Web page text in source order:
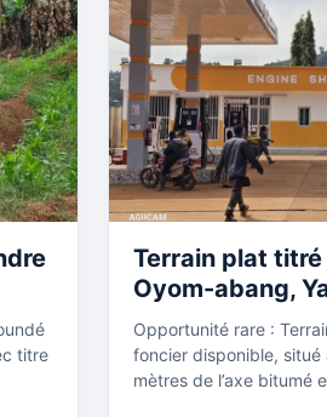
titre
Terrain plat titré
Oyom-abang,
Opportunité rare :
foncier disponible, situé
mètres de l’axe bitumé